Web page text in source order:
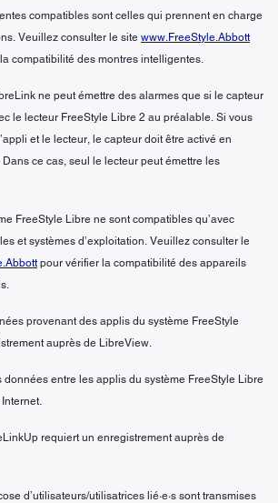
compatibles sont celles qui prennent en charge
Veuillez consulter le site www.FreeStyle.Abbott
compatibilité des montres intelligentes.
ne peut émettre des alarmes que si le capteur
le lecteur FreeStyle Libre 2 au préalable. Si vous
et le lecteur, le capteur doit être activé en
ce cas, seul le lecteur peut émettre les
FreeStyle Libre ne sont compatibles qu’avec
et systèmes d’exploitation. Veuillez consulter le
pour vérifier la compatibilité des appareils
provenant des applis du système FreeStyle
auprès de LibreView.
données entre les applis du système FreeStyle Libre
requiert un enregistrement auprès de
d’utilisateurs/utilisatrices lié·e·s sont transmises